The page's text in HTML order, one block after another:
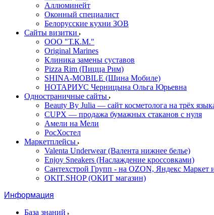
Аллюминейт
Оконный специалист
Белорусские кухни ЗОВ
Сайты визитки
ООО "Т.К.М."
Original Marines
Клиника замены суставов
Pizza Rim (Пицца Рим)
SHINA-MOBILE (Шина Мобиле)
НОТАРИУС Черницына Ольга Юрьевна
Одностраничные сайты
Beauty By Julia — сайт косметолога на трёх
CUPX — продажа бумажных стаканов с нуля
Амели на Мели
РосХостел
Маркетплейсы
Valenta Underwear (Валента нижнее белье)
Enjoy Sneakers (Наслаждение кроссовками)
Сантехcтрой Групп - на OZON, Яндекс Маркет
OKIT.SHOP (ОКИТ магазин)
Информация
База знаний